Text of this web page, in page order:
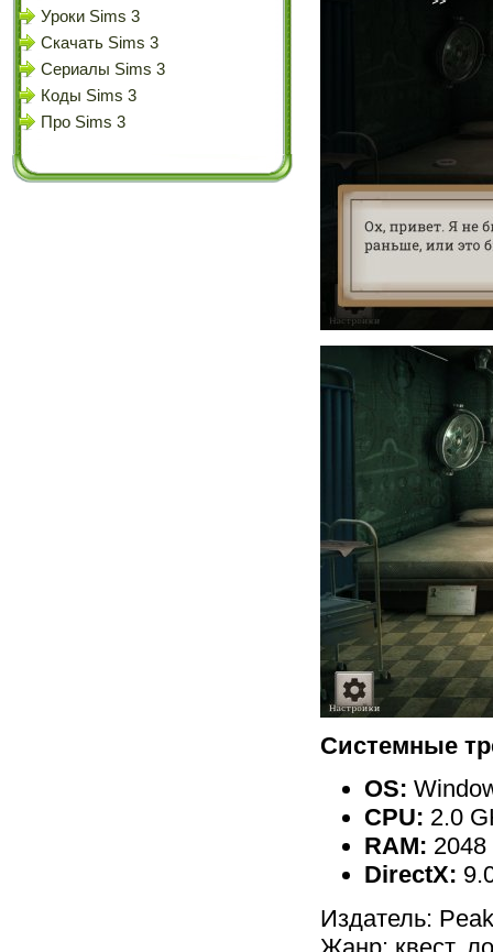
Уроки Sims 3
Скачать Sims 3
Сериалы Sims 3
Коды Sims 3
Про Sims 3
Системные
OS:
CPU: 2.0
RAM: 2048
DirectX:
Издатель: